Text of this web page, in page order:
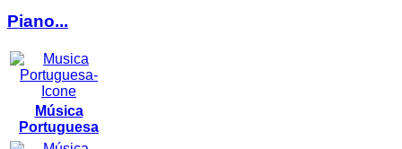
Piano...
Música
Portuguesa